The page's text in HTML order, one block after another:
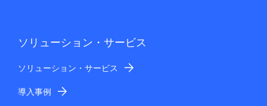
ソリューション・サービス
ソリューション・サービス
導入事例